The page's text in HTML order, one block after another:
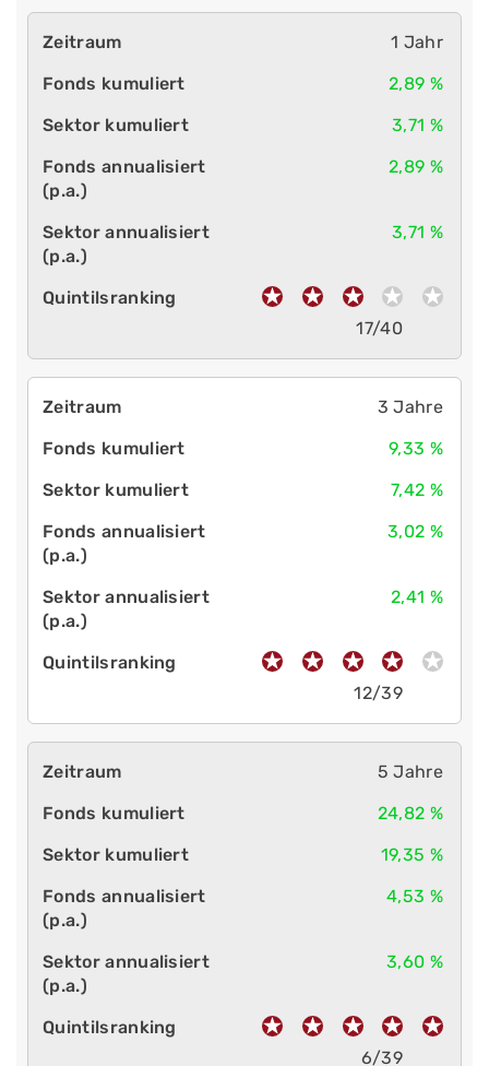
1 Jahr
2,89 %
3,71 %
2,89 %
3,71 %
17/40
3 Jahre
9,33 %
7,42 %
3,02 %
2,41 %
12/39
5 Jahre
24,82 %
19,35 %
4,53 %
3,60 %
6/39